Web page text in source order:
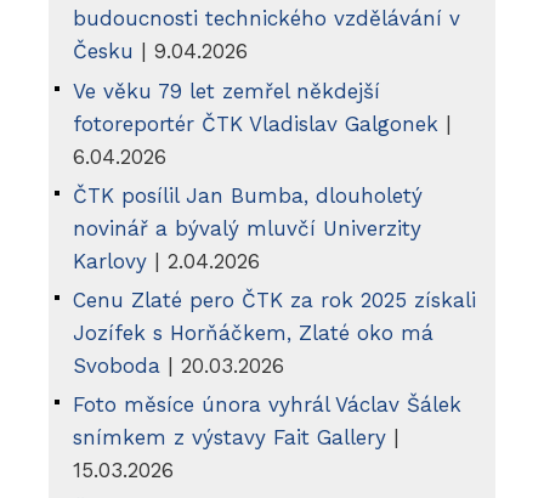
budoucnosti technického vzdělávání v
Česku | 9.04.2026
Ve věku 79 let zemřel někdejší
fotoreportér ČTK Vladislav Galgonek |
6.04.2026
ČTK posílil Jan Bumba, dlouholetý
novinář a bývalý mluvčí Univerzity
Karlovy | 2.04.2026
Cenu Zlaté pero ČTK za rok 2025 získali
Jozífek s Horňáčkem, Zlaté oko má
Svoboda | 20.03.2026
Foto měsíce února vyhrál Václav Šálek
snímkem z výstavy Fait Gallery
15.03.2026